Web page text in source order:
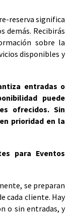
reserva significa
demás. Recibirás
sobre la
disponibles y
entradas o
puede
ofrecidos. Sin
prioridad en la
para Eventos
se preparan
cada cliente. Hay
o sin entradas, y